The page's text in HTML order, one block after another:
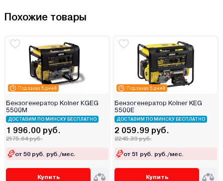
Похожие товары
Под заказ 5 дней
Бензогенератор Kolner КGEG
5500M
ДОСТАВИМ ПО МИНСКУ БЕСПЛАТНО
1 996.00 руб.
2175.64 руб.
от 50 руб. руб./мес.
Купить
Под заказ 5 дней
Бензогенератор Kolner KEG
5500E
ДОСТАВИМ ПО МИНСКУ БЕСПЛАТНО
2 059.99 руб.
2245.39 руб.
от 51 руб. руб./мес.
Купить